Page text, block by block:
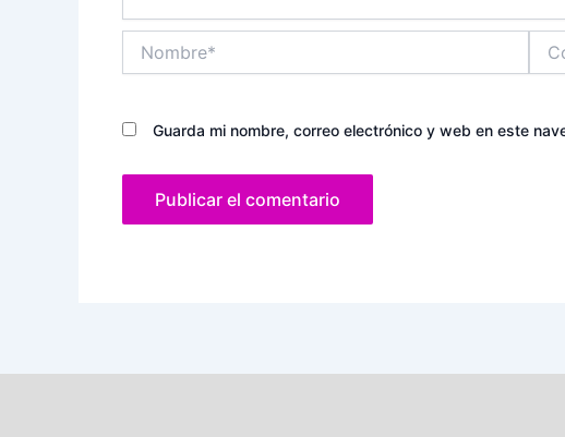
Guarda mi nombre, correo electrónico y web en este